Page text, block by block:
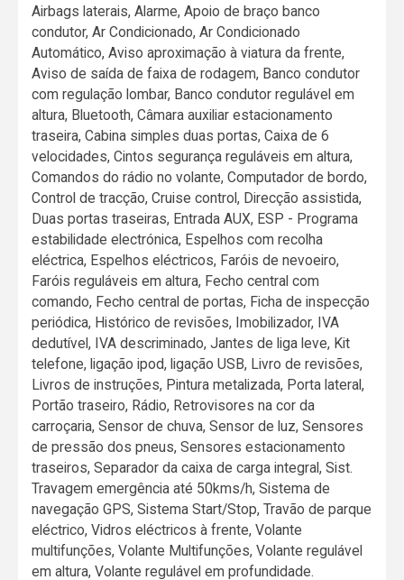
Airbags laterais, Alarme, Apoio de braço banco
condutor, Ar Condicionado, Ar Condicionado
Automático, Aviso aproximação à viatura da frente,
Aviso de saída de faixa de rodagem, Banco condutor
com regulação lombar, Banco condutor regulável em
altura, Bluetooth, Câmara auxiliar estacionamento
traseira, Cabina simples duas portas, Caixa de 6
velocidades, Cintos segurança reguláveis em altura,
Comandos do rádio no volante, Computador de bordo,
Control de tracção, Cruise control, Direcção assistida,
Duas portas traseiras, Entrada AUX, ESP - Programa
estabilidade electrónica, Espelhos com recolha
eléctrica, Espelhos eléctricos, Faróis de nevoeiro,
Faróis reguláveis em altura, Fecho central com
comando, Fecho central de portas, Ficha de inspecção
periódica, Histórico de revisões, Imobilizador, IVA
dedutível, IVA descriminado, Jantes de liga leve, Kit
telefone, ligação ipod, ligação USB, Livro de revisões,
Livros de instruções, Pintura metalizada, Porta lateral,
Portão traseiro, Rádio, Retrovisores na cor da
carroçaria, Sensor de chuva, Sensor de luz, Sensores
de pressão dos pneus, Sensores estacionamento
traseiros, Separador da caixa de carga integral, Sist.
Travagem emergência até 50kms/h, Sistema de
navegação GPS, Sistema Start/Stop, Travão de parque
eléctrico, Vidros eléctricos à frente, Volante
multifunções, Volante Multifunções, Volante regulável
em altura, Volante regulável em profundidade.